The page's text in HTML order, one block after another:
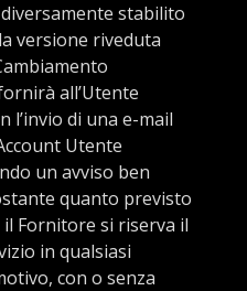
stabilito
versione riveduta
all’Utente
l’invio di una e-mail
Utente
un avviso ben
quanto previsto
Fornitore si riserva il
in qualsiasi
con o senza